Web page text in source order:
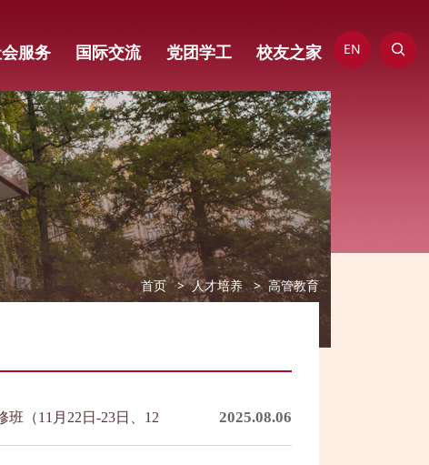
服务 国际交流 党团学工 校友之家 EN
首页 人才培养 高管教育
（11月22日-23日、12
2025.08.06